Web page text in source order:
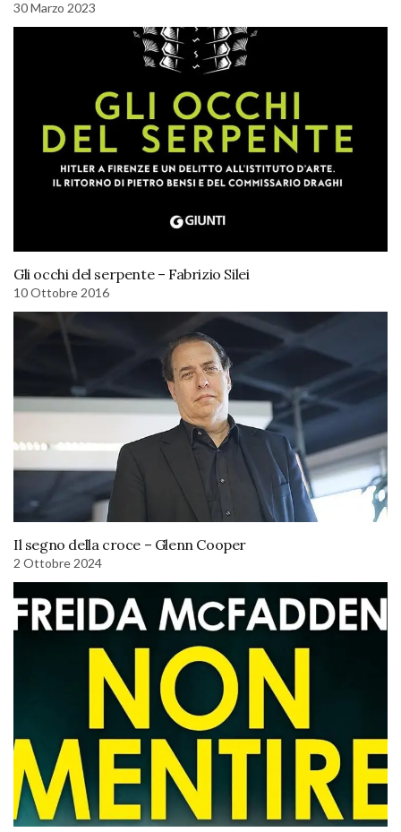
30 Marzo 2023
Gli occhi del serpente – Fabrizio Silei
10 Ottobre 2016
Il segno della croce – Glenn Cooper
2 Ottobre 2024